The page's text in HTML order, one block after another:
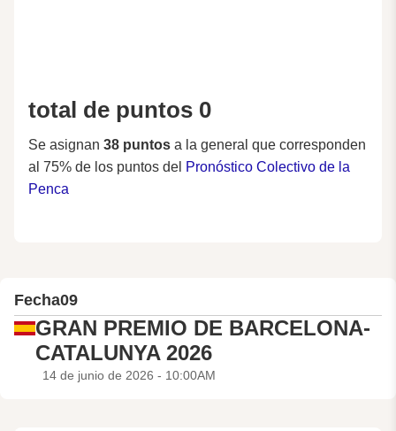
total de puntos 0
Se asignan 38 puntos a la general que corresponden
al 75% de los puntos del Pronóstico Colectivo de la
Penca
Fecha09
GRAN PREMIO DE BARCELONA-
CATALUNYA 2026
14 de junio de 2026 - 10:00AM